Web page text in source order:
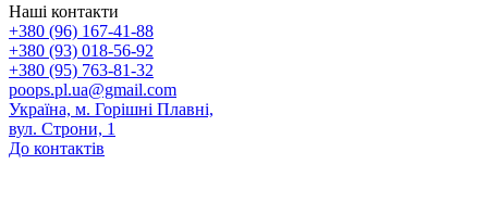
Наші контакти
+380 (96) 167-41-88
+380 (93) 018-56-92
+380 (95) 763-81-32
poops.pl.ua@gmail.com
Україна, м. Горішні Плавні,
вул. Строни, 1
До контактів